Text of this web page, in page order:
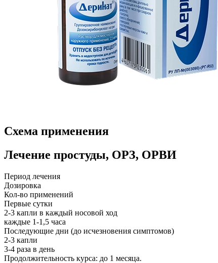
Схема применения
Лечение простуды, ОРЗ, ОРВИ
Период лечения
Дозировка
Кол-во применений
Первые сутки
2-3 капли в каждый носовой ход
каждые 1-1,5 часа
Последующие дни (до исчезновения симптомов)
2-3 капли
3-4 раза в день
Продолжительность курса: до 1 месяца.